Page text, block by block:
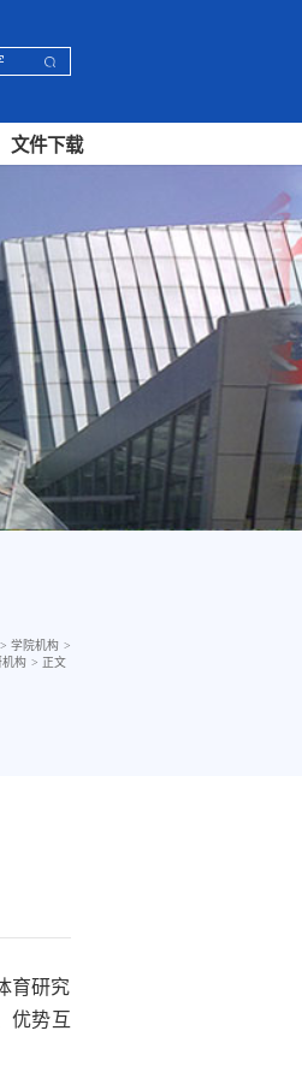
文件下载
> 学院机构 >
机构 > 正文
育研究
优势互